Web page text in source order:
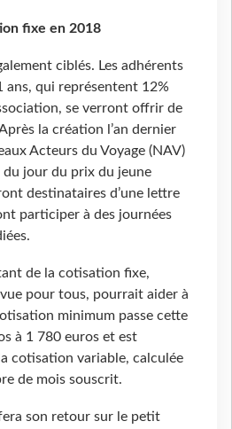
fixe en 2018
ciblés. Les adhérents
ans, qui représentent 12%
se verront offrir de
la création l’an dernier
Acteurs du Voyage (NAV)
du jour du prix du jeune
destinataires d’une lettre
participer à des journées
de la cotisation fixe,
pour tous, pourrait aider à
minimum passe cette
à 1 780 euros et est
cotisation variable, calculée
de mois souscrit.
son retour sur le petit